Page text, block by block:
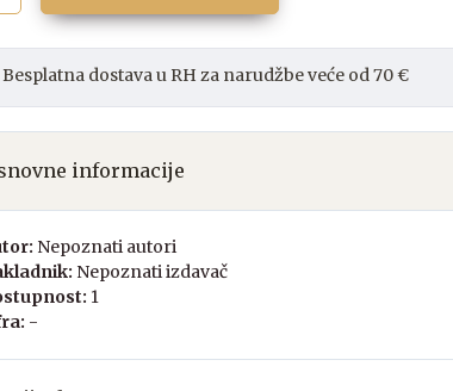
Besplatna dostava u RH za narudžbe veće od 70 €
informacije
Nepoznati autori
Nepoznati izdavač
1
-